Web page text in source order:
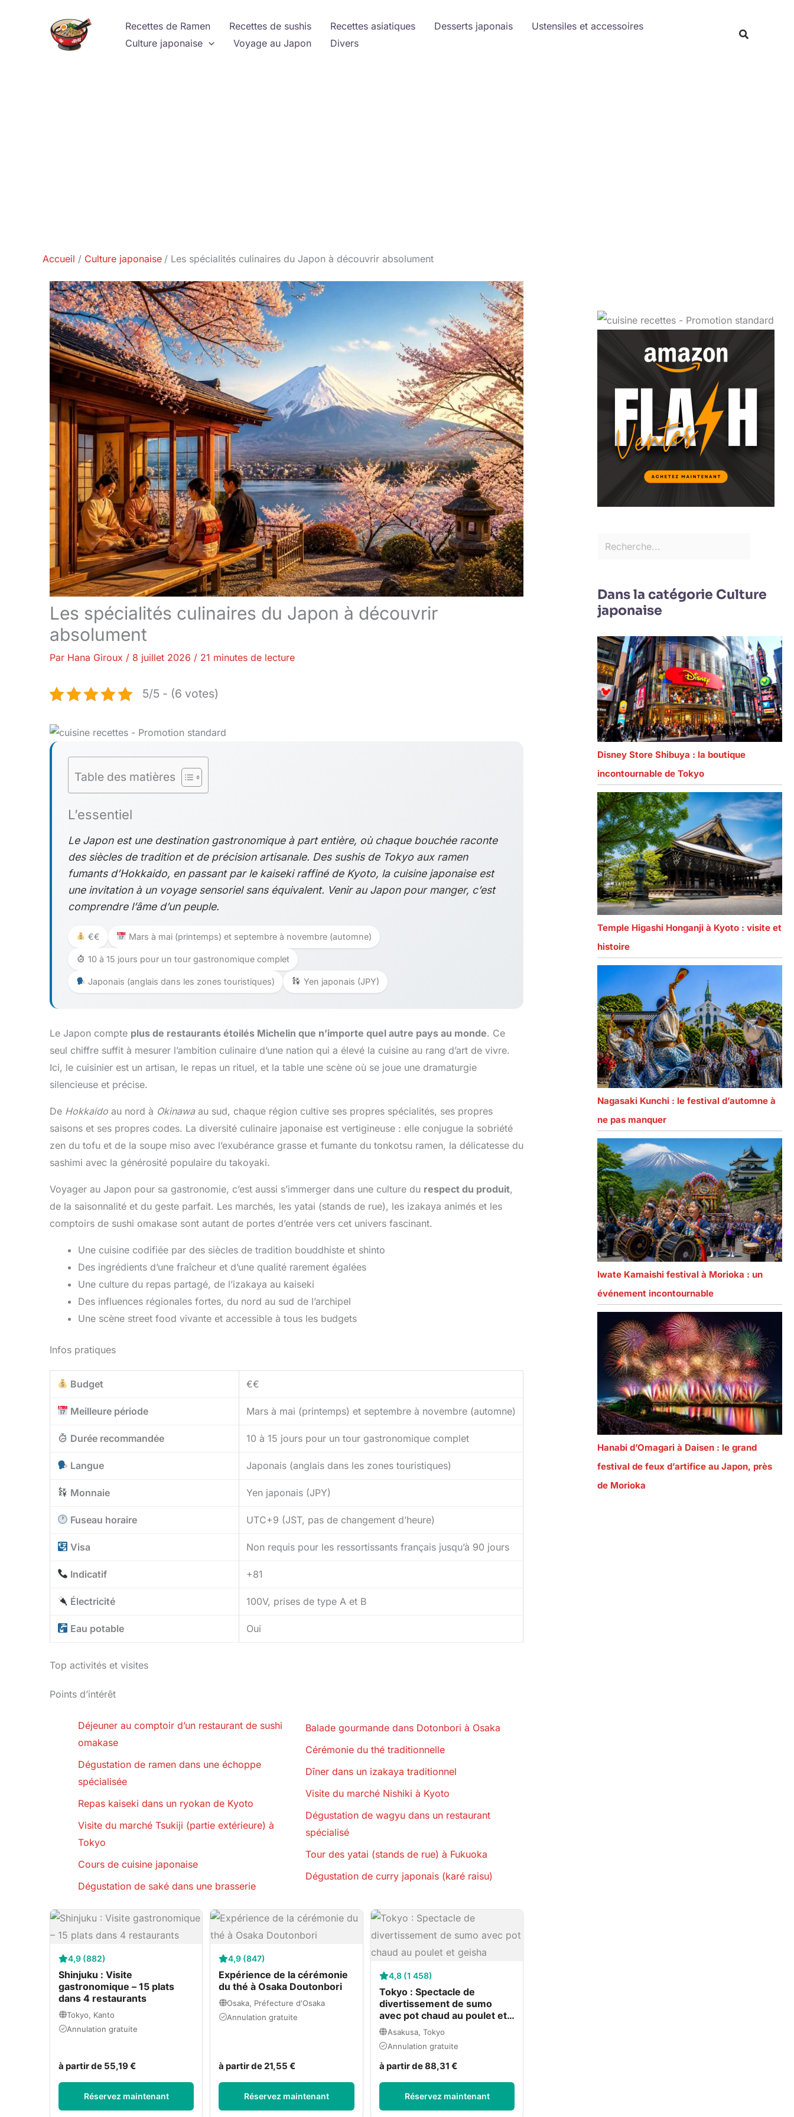
Recettes de Ramen Recettes de sushis Recettes asiatiques Desserts japonais
Ustensiles et accessoires
Culture japonaise
Voyage au Japon Divers
Accueil Culture japonaise Les spécialités culinaires du Japon à découvrir absolument
Les spécialités culinaires du Japon à découvrir
absolument
Par Hana Giroux / 8 juillet 2026 / 21 minutes de lecture
5/5 - (6 votes)
Table des matières
L’essentiel
Le Japon est une destination gastronomique à part entière, où chaque bouchée raconte
des siècles de tradition et de précision artisanale. Des sushis de Tokyo aux ramen
fumants d’Hokkaido, en passant par le kaiseki raffiné de Kyoto, la cuisine japonaise est
une invitation à un voyage sensoriel sans équivalent. Venir au Japon pour manger, c’est
comprendre l’âme d’un peuple.
€€ Mars à mai (printemps) et septembre à novembre (automne)
10 à 15 jours pour un tour gastronomique complet
Japonais (anglais dans les zones touristiques) Yen japonais (JPY)
Le Japon compte plus de restaurants étoilés Michelin que n’importe quel autre pays au monde. Ce
seul chiffre suffit à mesurer l’ambition culinaire d’une nation qui a élevé la cuisine au rang d’art de vivre.
Ici, le cuisinier est un artisan, le repas un rituel, et la table une scène où se joue une dramaturgie
silencieuse et précise.
De Hokkaido au nord à Okinawaau sud, chaque région cultive ses propres spécialités, ses propres
saisons et ses propres codes. La diversité culinaire japonaise est vertigineuse : elle conjugue la sobriété
zen du tofu et de la soupe miso avec l’exubérance grasse et fumante du tonkotsu ramen, la délicatesse du
sashimi avec la générosité populaire du takoyaki.
Voyager au Japon pour sa gastronomie, c’est aussi s’immerger dans une culture du respect du produit,
de la saisonnalité et du geste parfait. Les marchés, les yatai (stands de rue), les izakaya animés et les
comptoirs de sushi omakase sont autant de portes d’entrée vers cet univers fascinant.
Une cuisine codifiée par des siècles de tradition bouddhiste et shinto
Des ingrédients d’une fraîcheur et d’une qualité rarement égalées
Une culture du repas partagé, de l’izakaya au kaiseki
Des influences régionales fortes, du nord au sud de l’archipel
Une scène street food vivante et accessible à tous les budgets
Infos pratiques
Budget €€
Meilleure période Mars à mai (printemps) et septembre à novembre (automne)
Durée recommandée 10 à 15 jours pour un tour gastronomique complet
Langue Japonais (anglais dans les zones touristiques)
Monnaie Yen japonais (JPY)
Fuseau horaire UTC+9 (JST, pas de changement d’heure)
Visa Non requis pour les ressortissants français jusqu’à 90 jours
Indicatif +81
Électricité 100V, prises de type A et B
Eau potable Oui
Top activités et visites
Points d’intérêt
Déjeuner au comptoir d’un restaurant de sushi
omakase
Dégustation de ramen dans une échoppe
spécialisée
Repas kaiseki dans un ryokan de Kyoto
Visite du marché Tsukiji (partie extérieure) à
Tokyo
Cours de cuisine japonaise
Dégustation de saké dans une brasserie
Balade gourmande dans Dotonbori à Osaka
Cérémonie du thé traditionnelle
Dîner dans un izakaya traditionnel
Visite du marché Nishiki à Kyoto
Dégustation de wagyu dans un restaurant
spécialisé
Tour des yatai (stands de rue) à Fukuoka
Dégustation de curry japonais (karé raisu)
4,9 (882)
Shinjuku : Visite
gastronomique – 15 plats
dans 4 restaurants
Tokyo, Kanto
Annulation gratuite
à partir de 55,19 €
Réservez maintenant
4,9 (847)
Expérience de la cérémonie
du thé à Osaka Doutonbori
Osaka, Préfecture d'Osaka
Annulation gratuite
à partir de 21,55 €
Réservez maintenant
4,8 (1 458)
Tokyo : Spectacle de
divertissement de sumo
avec pot chaud au poulet et
geisha
Asakusa, Tokyo
Annulation gratuite
à partir de 88,31 €
Réservez maintenant
Dans la catégorie Culture
japonaise
Disney Store Shibuya : la boutique
incontournable de Tokyo
Temple Higashi Honganji à Kyoto : visite et
histoire
Nagasaki Kunchi : le festival d’automne à
ne pas manquer
Iwate Kamaishi festival à Morioka : un
événement incontournable
Hanabi d’Omagari à Daisen : le grand
festival de feux d’artifice au Japon, près
de Morioka